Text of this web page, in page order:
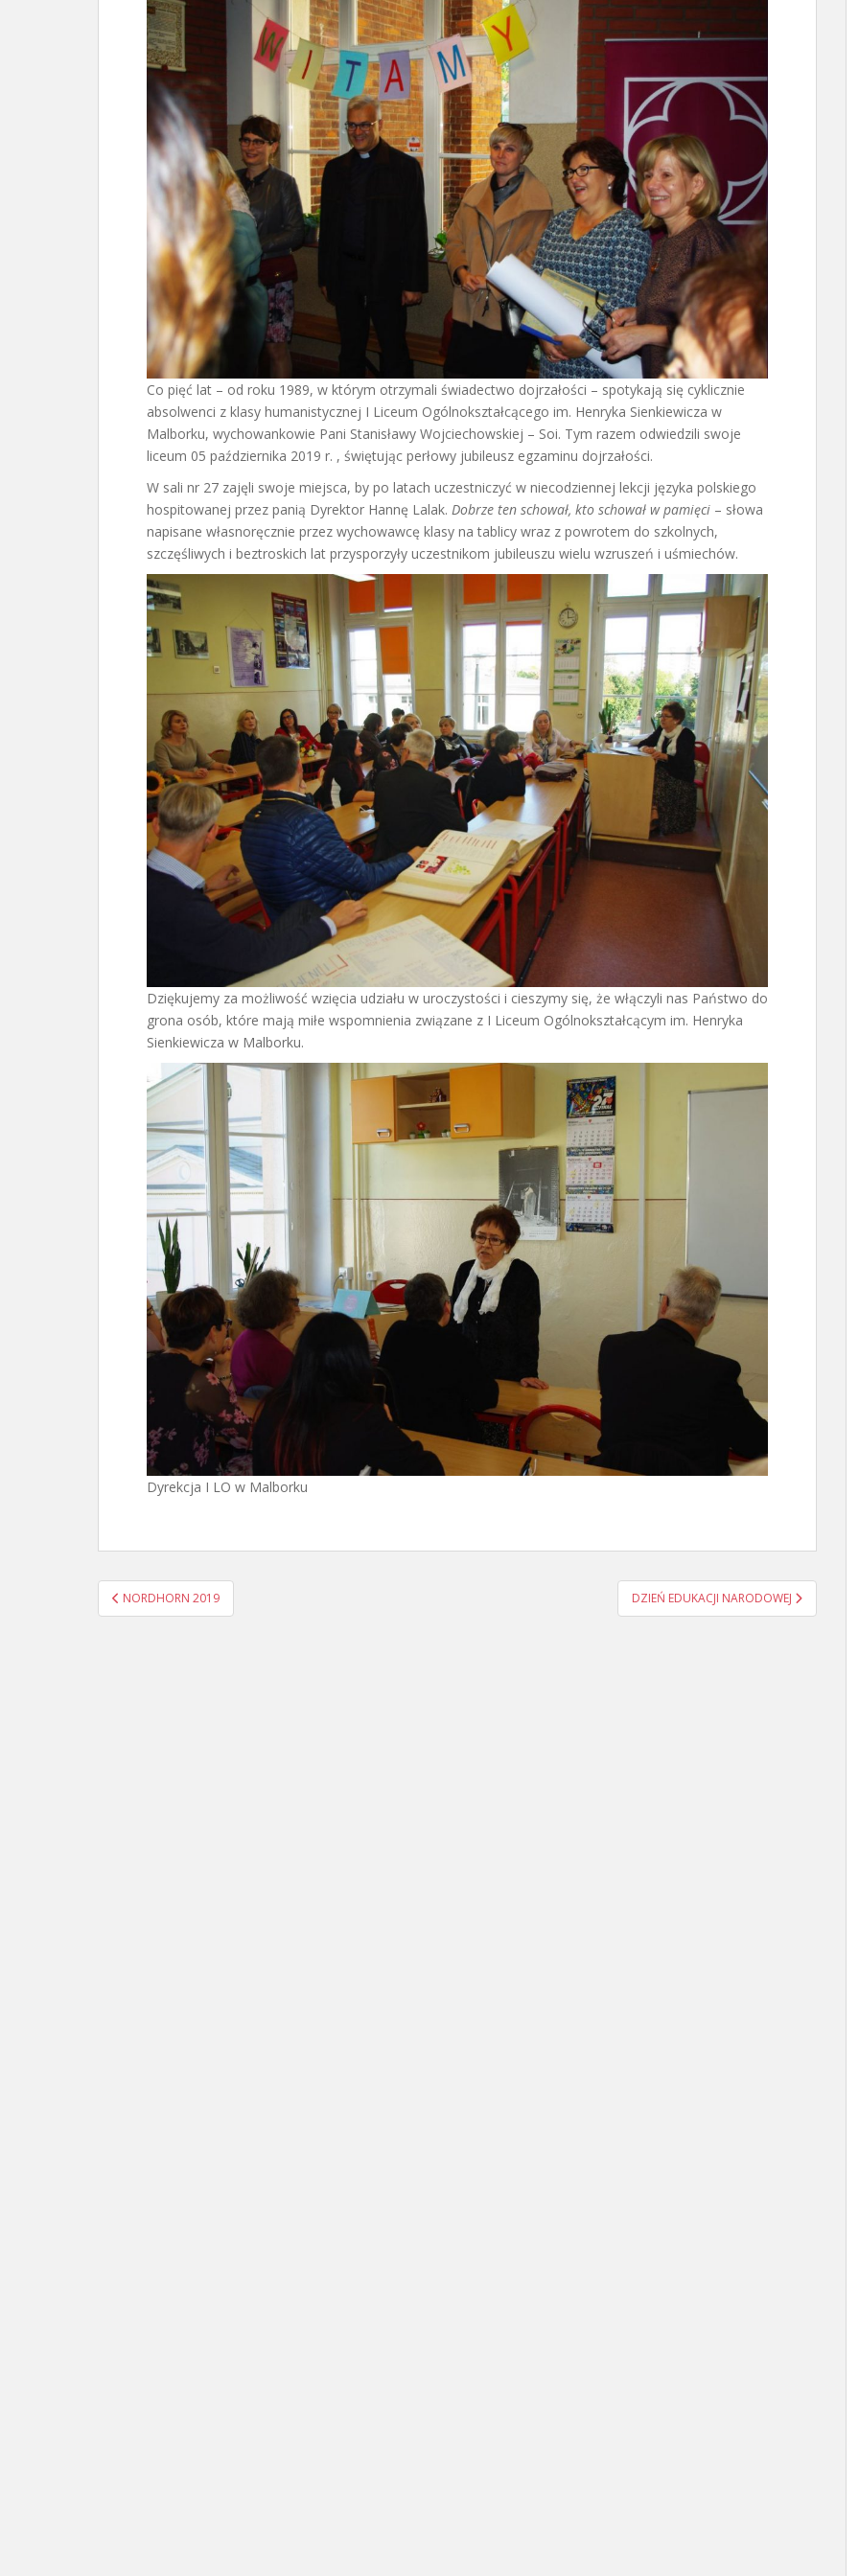
Co pięć lat – od roku 1989, w którym otrzymali świadectwo dojrzałości – spotykają się cyklicznie
absolwenci z klasy humanistycznej I Liceum Ogólnokształcącego im. Henryka Sienkiewicza w
Malborku, wychowankowie Pani Stanisławy Wojciechowskiej – Soi. Tym razem odwiedzili swoje
liceum 05 października 2019 r. , świętując perłowy jubileusz egzaminu dojrzałości.
W sali nr 27 zajęli swoje miejsca, by po latach uczestniczyć w niecodziennej lekcji języka polskiego
hospitowanej przez panią Dyrektor Hannę Lalak. Dobrze ten schował, kto schował w pamięci – słowa
napisane własnoręcznie przez wychowawcę klasy na tablicy wraz z powrotem do szkolnych,
szczęśliwych i beztroskich lat przysporzyły uczestnikom jubileuszu wielu wzruszeń i uśmiechów.
Dziękujemy za możliwość wzięcia udziału w uroczystości i cieszymy się, że włączyli nas Państwo do
grona osób, które mają miłe wspomnienia związane z I Liceum Ogólnokształcącym im. Henryka
Sienkiewicza w Malborku.
Dyrekcja I LO w Malborku
Nawigacja
wpisu
NORDHORN 2019 DZIEŃ EDUKACJI NARODOWEJ